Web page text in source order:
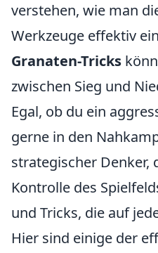
verstehen, wie man
Werkzeuge effektiv
Granaten-Tricks
zwischen Sieg und
Egal, ob du ein
gerne in den
strategischer Denker,
Kontrolle des
und Tricks, die auf
Hier sind einige der